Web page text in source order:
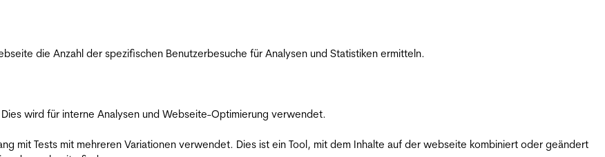
die Anzahl der spezifischen Benutzerbesuche für Analysen und Statistiken ermitteln.
wird für interne Analysen und Webseite-Optimierung verwendet.
mit Tests mit mehreren Variationen verwendet. Dies ist ein Tool, mit dem Inhalte auf der webseite kombiniert oder geändert